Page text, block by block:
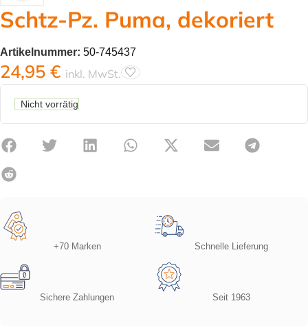
Schtz-Pz. Puma, dekoriert
Artikelnummer: 50-745437
24,95 € inkl. MwSt.
Nicht vorrätig
+70 Marken Schnelle Lieferung
Sichere Zahlungen Seit 1963